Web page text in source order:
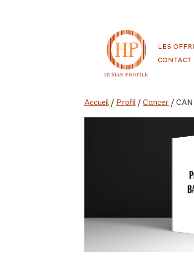
contenu
LES
CONTACT
Accueil / Profil / Cancer /